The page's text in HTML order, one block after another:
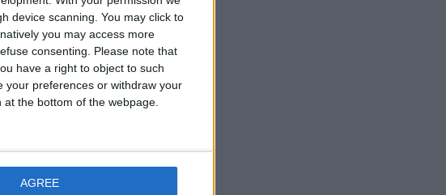
device scanning. You may click to
you may access more
consenting.
Please note that
have a right to object to such
your preferences or withdraw your
the bottom of the webpage.
AGREE